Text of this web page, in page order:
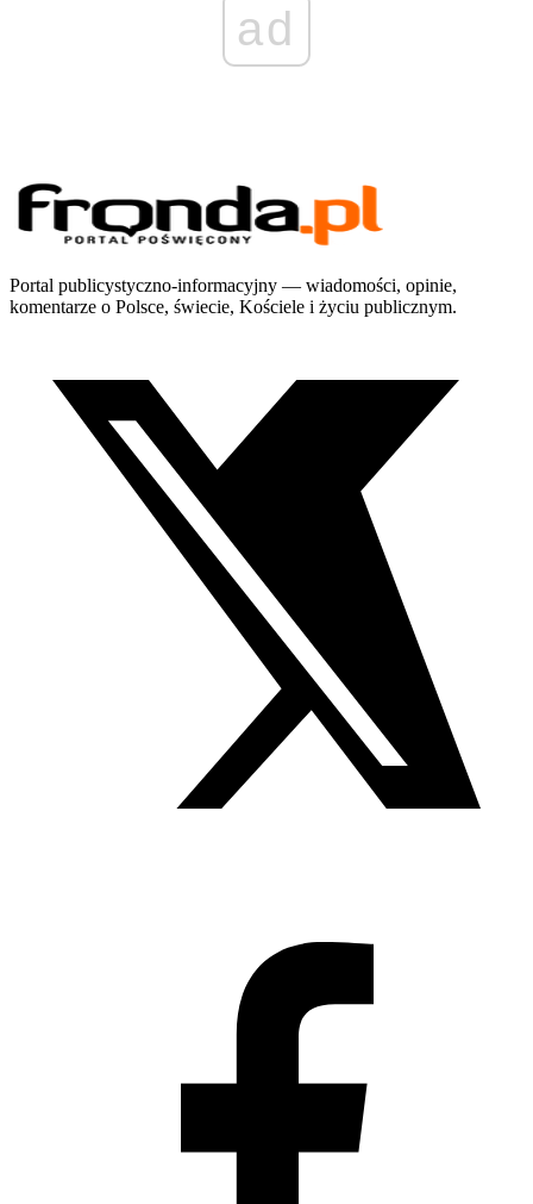
ad
Portal publicystyczno-informacyjny — wiadomości, opinie,
komentarze o Polsce, świecie, Kościele i życiu publicznym.